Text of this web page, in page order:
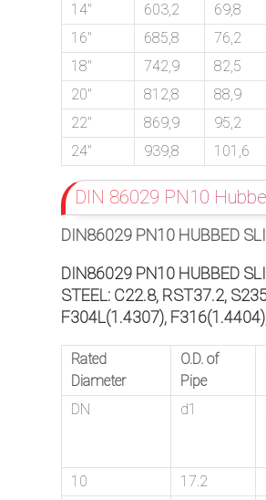
14″
603,2 69,8
16″
685,8 76,2
18″
742,9 82,5
20″
812,8 88,9
22″
869,9 95,2
24″
939,8 101,6
DIN 86029 PN10
DIN86029 PN10 HUBBED
DIN86029 PN10 HUBBED
STEEL: C22.8, RST37.2,
F304L(1.4307),
Rated
Diameter
O.D. of
Pipe
DN
d1
10 17.2